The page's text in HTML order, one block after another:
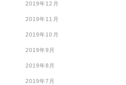
2019年12月
2019年11月
2019年10月
2019年9月
2019年8月
2019年7月